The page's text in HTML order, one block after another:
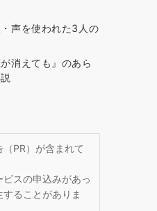
声を使われた3人の
消えても』のあら
PR）が含まれて
スの申込みがあっ
ることがありま